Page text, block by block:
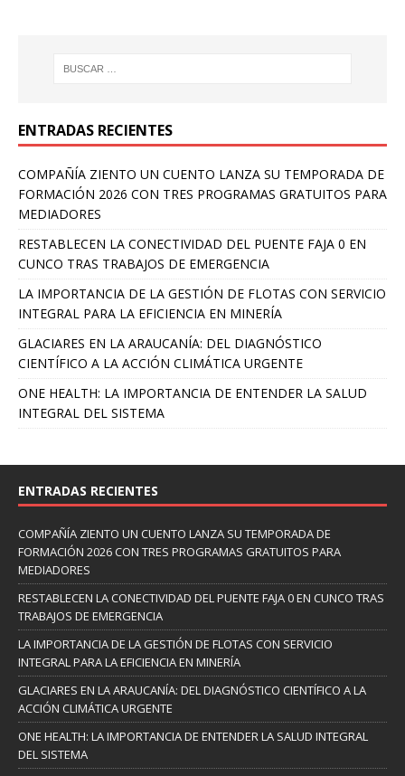
ENTRADAS RECIENTES
COMPAÑÍA ZIENTO UN CUENTO LANZA SU TEMPORADA DE
FORMACIÓN 2026 CON TRES PROGRAMAS GRATUITOS PARA
MEDIADORES
RESTABLECEN LA CONECTIVIDAD DEL PUENTE FAJA 0 EN
CUNCO TRAS TRABAJOS DE EMERGENCIA
LA IMPORTANCIA DE LA GESTIÓN DE FLOTAS CON SERVICIO
INTEGRAL PARA LA EFICIENCIA EN MINERÍA
GLACIARES EN LA ARAUCANÍA: DEL DIAGNÓSTICO
CIENTÍFICO A LA ACCIÓN CLIMÁTICA URGENTE
ONE HEALTH: LA IMPORTANCIA DE ENTENDER LA SALUD
INTEGRAL DEL SISTEMA
ENTRADAS RECIENTES
COMPAÑÍA ZIENTO UN CUENTO LANZA SU TEMPORADA DE
FORMACIÓN 2026 CON TRES PROGRAMAS GRATUITOS PARA
MEDIADORES
RESTABLECEN LA CONECTIVIDAD DEL PUENTE FAJA 0 EN CUNCO TRAS
TRABAJOS DE EMERGENCIA
LA IMPORTANCIA DE LA GESTIÓN DE FLOTAS CON SERVICIO
INTEGRAL PARA LA EFICIENCIA EN MINERÍA
GLACIARES EN LA ARAUCANÍA: DEL DIAGNÓSTICO CIENTÍFICO A LA
ACCIÓN CLIMÁTICA URGENTE
ONE HEALTH: LA IMPORTANCIA DE ENTENDER LA SALUD INTEGRAL
DEL SISTEMA